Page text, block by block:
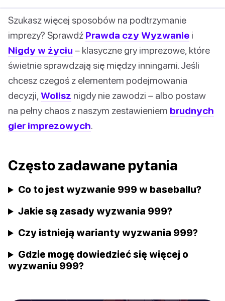
Szukasz więcej sposobów na podtrzymanie
imprezy? Sprawdź Prawda czy Wyzwanie i
Nigdy w życiu – klasyczne gry imprezowe, które
świetnie sprawdzają się między inningami. Jeśli
chcesz czegoś z elementem podejmowania
decyzji, Wolisz nigdy nie zawodzi – albo postaw
na pełny chaos z naszym zestawieniem brudnych
gier imprezowych.
Często zadawane pytania
Co to jest wyzwanie 999 w baseballu?
Jakie są zasady wyzwania 999?
Czy istnieją warianty wyzwania 999?
Gdzie mogę dowiedzieć się więcej o
wyzwaniu 999?